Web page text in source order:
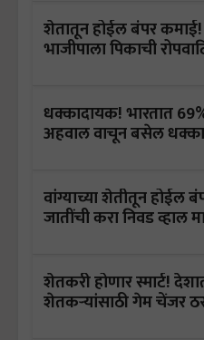
शेतातून होईल बंपर
भाजीपाला पिकाची
धक्कादायक! भारतात
अहवाल वाचून बसेल
वांग्याच्या शेतीतून होईल
जातींची करा निवड व्हाल
शेतकरी होणार स्मार्ट!
शेतकऱ्यांसाठी गेम चेंजर